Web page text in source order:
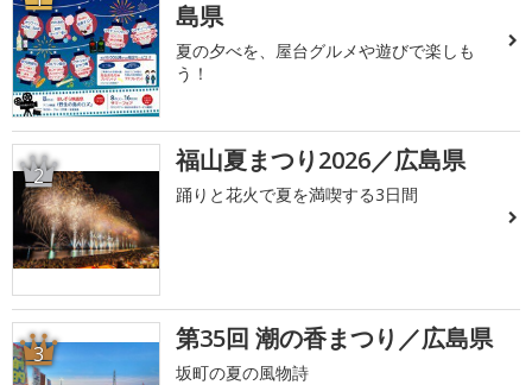
島県
夏の夕べを、屋台グルメや遊びで楽しも
う！
2 福山夏まつり2026／広島県
踊りと花火で夏を満喫する3日間
3 第35回 潮の香まつり／広島県
坂町の夏の風物詩